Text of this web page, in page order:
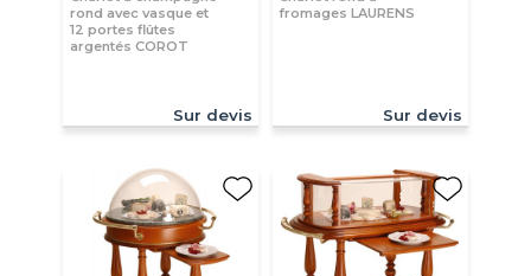
rond avec vasque et
12 portes flûtes
argentés COROT
Sur devis
fromages LAURENS
Sur devis